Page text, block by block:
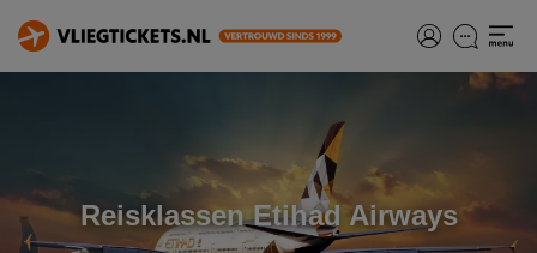
Reisklassen Etihad Airways